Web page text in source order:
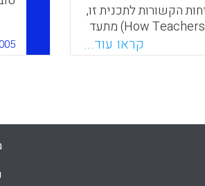
הקשורות לתכנית זו,
הספר "איך מורים לומדים" (How Teachers Learn) מתעד
שמהווה מודל
לפרקטיקות הטובות ביותר להכשרת מורים (Michael D.
קראו עוד...